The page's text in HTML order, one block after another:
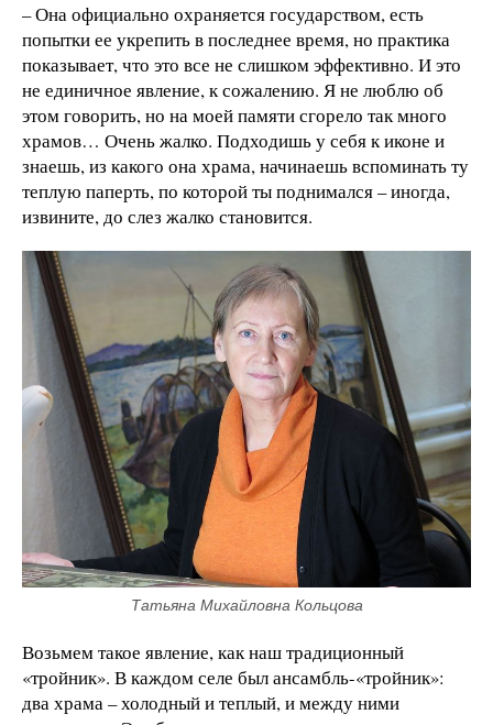
– Она официально охраняется государством, есть
попытки ее укрепить в последнее время, но практика
показывает, что это все не слишком эффективно. И это
не единичное явление, к сожалению. Я не люблю об
этом говорить, но на моей памяти сгорело так много
храмов… Очень жалко. Подходишь у себя к иконе и
знаешь, из какого она храма, начинаешь вспоминать ту
теплую паперть, по которой ты поднимался – иногда,
извините, до слез жалко становится.
Татьяна Михайловна Кольцова
Возьмем такое явление, как наш традиционный
«тройник». В каждом селе был ансамбль-«тройник»:
два храма – холодный и теплый, и между ними